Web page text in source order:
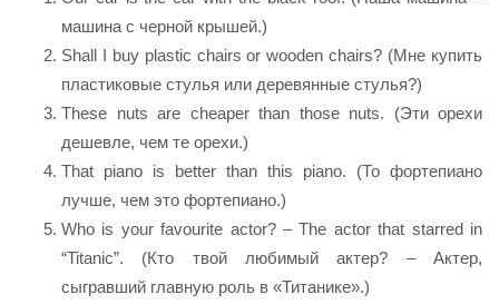
машина с черной крышей.)
Shall I buy plastic chairs or wooden chairs? (Мне купить
пластиковые стулья или деревянные стулья?)
These nuts are cheaper than those nuts. (Эти орехи
дешевле, чем те орехи.)
That piano is better than this piano. (То фортепиано
лучше, чем это фортепиано.)
Who is your favourite actor? – The actor that starred in
“Titanic”. (Кто твой любимый актер? – Актер,
сыгравший главную роль в «Титанике».)